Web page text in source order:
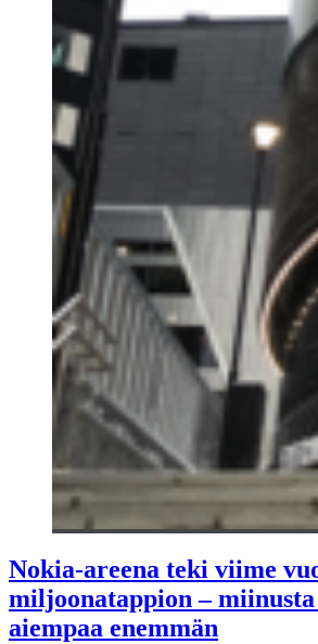
Nokia-areena teki viime
miljoonatappion –
aiempaa enemmän